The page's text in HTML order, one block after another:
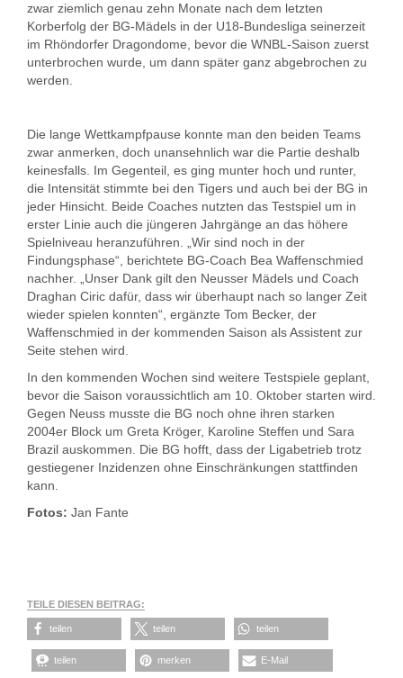
zwar ziemlich genau zehn Monate nach dem letzten
Korberfolg der BG-Mädels in der U18-Bundesliga seinerzeit
im Rhöndorfer Dragondome, bevor die WNBL-Saison zuerst
unterbrochen wurde, um dann später ganz abgebrochen zu
werden.
Die lange Wettkampfpause konnte man den beiden Teams
zwar anmerken, doch unansehnlich war die Partie deshalb
keinesfalls. Im Gegenteil, es ging munter hoch und runter,
die Intensität stimmte bei den Tigers und auch bei der BG in
jeder Hinsicht. Beide Coaches nutzten das Testspiel um in
erster Linie auch die jüngeren Jahrgänge an das höhere
Spielniveau heranzuführen. „Wir sind noch in der
Findungsphase“, berichtete BG-Coach Bea Waffenschmied
nachher. „Unser Dank gilt den Neusser Mädels und Coach
Draghan Ciric dafür, dass wir überhaupt nach so langer Zeit
wieder spielen konnten“, ergänzte Tom Becker, der
Waffenschmied in der kommenden Saison als Assistent zur
Seite stehen wird.
In den kommenden Wochen sind weitere Testspiele geplant,
bevor die Saison voraussichtlich am 10. Oktober starten wird.
Gegen Neuss musste die BG noch ohne ihren starken
2004er Block um Greta Kröger, Karoline Steffen und Sara
Brazil auskommen. Die BG hofft, dass der Ligabetrieb trotz
gestiegener Inzidenzen ohne Einschränkungen stattfinden
kann.
Fotos: Jan Fante
TEILE DIESEN BEITRAG:
teilen teilen teilen
teilen merken E-Mail